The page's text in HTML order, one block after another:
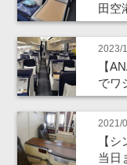
田空
2023/
【
でワ
2021/
【
当日